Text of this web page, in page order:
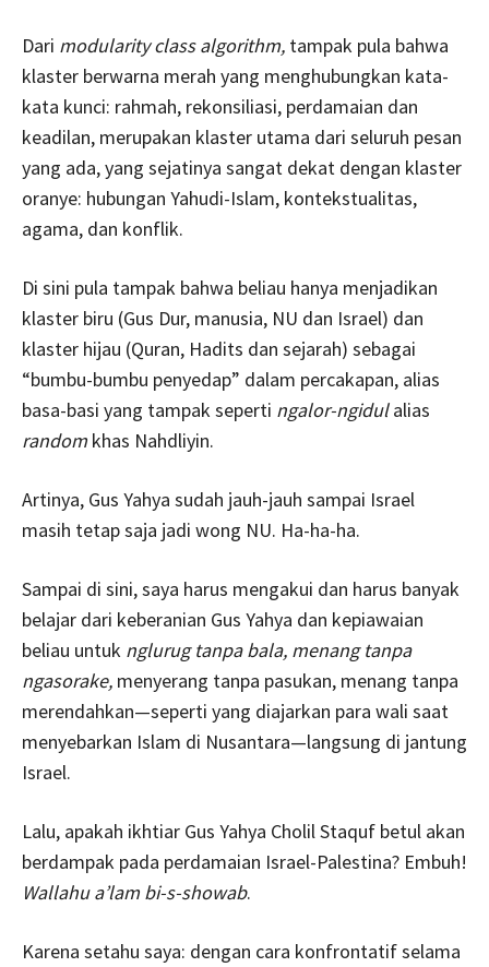
Dari modularity class algorithm, tampak pula bahwa
klaster berwarna merah yang menghubungkan kata-
kata kunci: rahmah, rekonsiliasi, perdamaian dan
keadilan, merupakan klaster utama dari seluruh pesan
yang ada, yang sejatinya sangat dekat dengan klaster
oranye: hubungan Yahudi-Islam, kontekstualitas,
agama, dan konflik.
Di sini pula tampak bahwa beliau hanya menjadikan
klaster biru (Gus Dur, manusia, NU dan Israel) dan
klaster hijau (Quran, Hadits dan sejarah) sebagai
“bumbu-bumbu penyedap” dalam percakapan, alias
basa-basi yang tampak seperti ngalor-ngidulalias
random khas Nahdliyin.
Artinya, Gus Yahya sudah jauh-jauh sampai Israel
masih tetap saja jadi wong NU. Ha-ha-ha.
Sampai di sini, saya harus mengakui dan harus banyak
belajar dari keberanian Gus Yahya dan kepiawaian
beliau untuk nglurug tanpa bala, menang tanpa
ngasorake, menyerang tanpa pasukan, menang tanpa
merendahkan—seperti yang diajarkan para wali saat
menyebarkan Islam di Nusantara—langsung di jantung
Israel.
Lalu, apakah ikhtiar Gus Yahya Cholil Staquf betul akan
berdampak pada perdamaian Israel-Palestina? Embuh!
Wallahu a’lam bi-s-showab.
Karena setahu saya: dengan cara konfrontatif selama